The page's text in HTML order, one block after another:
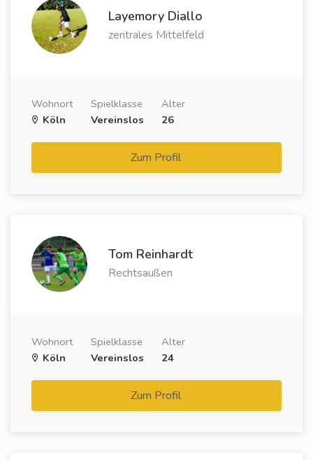
Layemory Diallo
zentrales Mittelfeld
Wohnort
Köln
Spielklasse
Vereinslos
Alter
26
Zum Profil
Tom Reinhardt
Rechtsaußen
Wohnort
Köln
Spielklasse
Vereinslos
Alter
24
Zum Profil